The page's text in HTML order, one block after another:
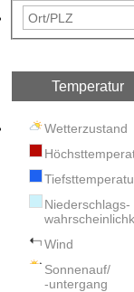
Temperatur
Wetterzustand
Niederschlags-
Wind
Sonnenauf/
-untergang